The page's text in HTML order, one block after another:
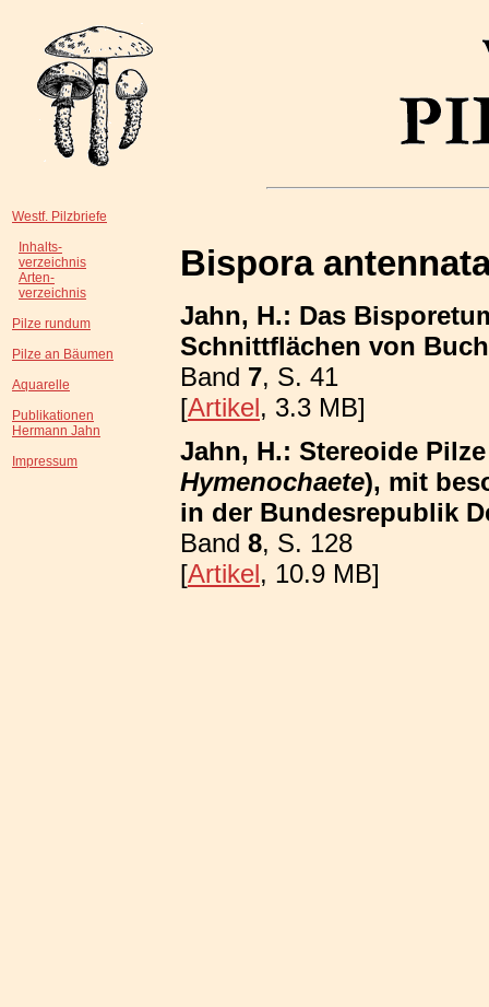
Westf. Pilzbriefe
Inhalts-
verzeichnis
Arten-
verzeichnis
Pilze rundum
Pilze an Bäumen
Aquarelle
Publikationen
Hermann Jahn
Impressum
Bispora
Jahn, H.: Das
Schnittflächen von
Band 7, S. 41
[Artikel, 3.3 MB]
Jahn, H.: Stereoide
Hymenochaete), mit
in der Bundesrepublik
Band 8, S. 128
[Artikel, 10.9 MB]